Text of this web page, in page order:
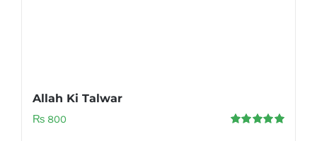
Allah Ki Talwar
₨ 800